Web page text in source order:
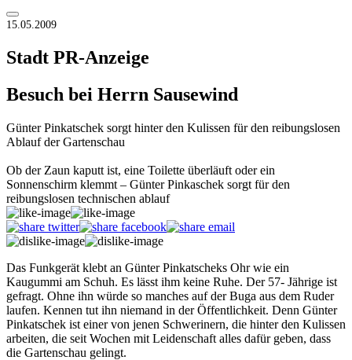
15.05.2009
Stadt PR-Anzeige
Besuch bei Herrn Sausewind
Günter Pinkatschek sorgt hinter den Kulissen für den reibungslosen
Ablauf der Gartenschau
Ob der Zaun kaputt ist, eine Toilette überläuft oder ein
Sonnenschirm klemmt – Günter Pinkaschek sorgt für den
reibungslosen technischen ablauf
Das Funkgerät klebt an Günter Pinkatscheks Ohr wie ein
Kaugummi am Schuh. Es lässt ihm keine Ruhe. Der 57- Jährige ist
gefragt. Ohne ihn würde so manches auf der Buga aus dem Ruder
laufen. Kennen tut ihn niemand in der Öffentlichkeit. Denn Günter
Pinkatschek ist einer von jenen Schwerinern, die hinter den Kulissen
arbeiten, die seit Wochen mit Leidenschaft alles dafür geben, dass
die Gartenschau gelingt.